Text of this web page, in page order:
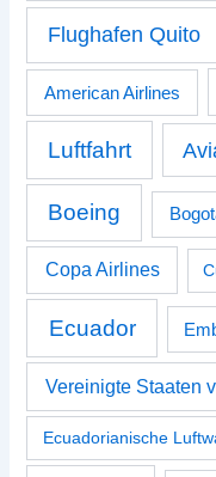
Flughafen Quito
American Airlines
Luftfahrt
Boeing
Copa Airlines
Ecuador
Vereinigte Staaten
Ecuadorianische